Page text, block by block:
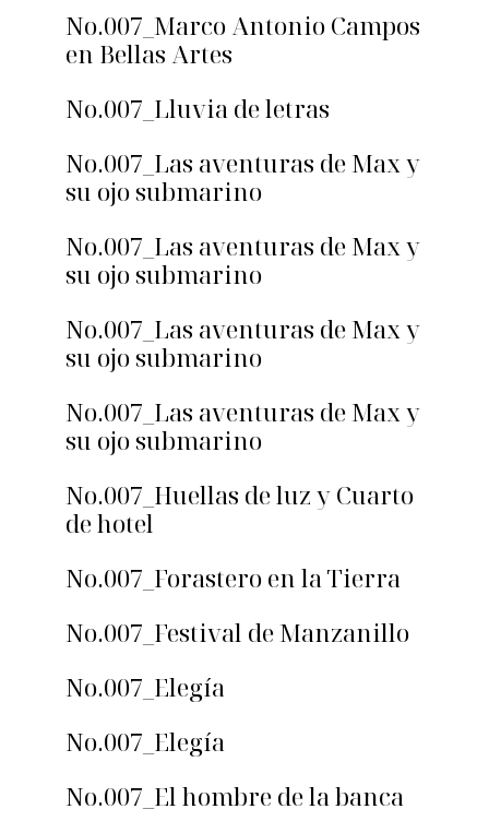
No.007_Marco Antonio Campos
en Bellas Artes
No.007_Lluvia de letras
No.007_Las aventuras de Max y
su ojo submarino
No.007_Las aventuras de Max y
su ojo submarino
No.007_Las aventuras de Max y
su ojo submarino
No.007_Las aventuras de Max y
su ojo submarino
No.007_Huellas de luz y Cuarto
de hotel
No.007_Forastero en la Tierra
No.007_Festival de Manzanillo
No.007_Elegía
No.007_Elegía
No.007_El hombre de la banca